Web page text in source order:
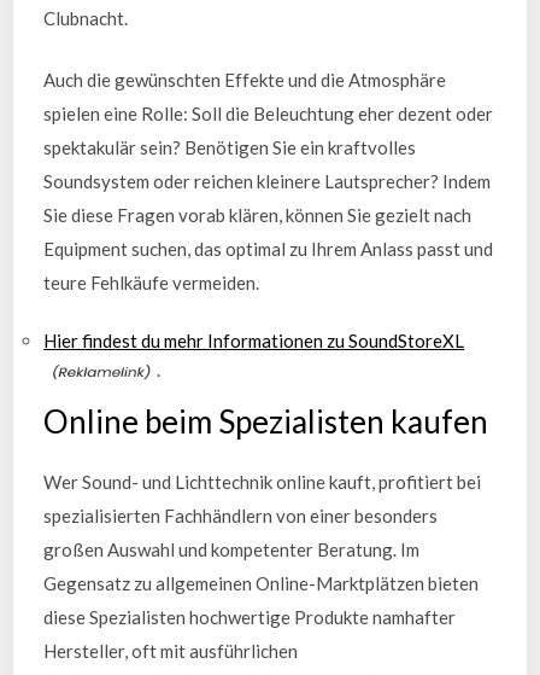
Clubnacht.
Auch die gewünschten Effekte und die Atmosphäre
spielen eine Rolle: Soll die Beleuchtung eher dezent oder
spektakulär sein? Benötigen Sie ein kraftvolles
Soundsystem oder reichen kleinere Lautsprecher? Indem
Sie diese Fragen vorab klären, können Sie gezielt nach
Equipment suchen, das optimal zu Ihrem Anlass passt und
teure Fehlkäufe vermeiden.
Hier findest du mehr Informationen zu SoundStoreXL
.
Online beim Spezialisten kaufen
Wer Sound- und Lichttechnik online kauft, profitiert bei
spezialisierten Fachhändlern von einer besonders
großen Auswahl und kompetenter Beratung. Im
Gegensatz zu allgemeinen Online-Marktplätzen bieten
diese Spezialisten hochwertige Produkte namhafter
Hersteller, oft mit ausführlichen